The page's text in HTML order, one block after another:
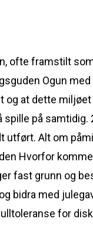
ofte framstilt
Ogun
og at dette
på
utført. Alt om
Hvorfor
fast grunn og
bidra med
for